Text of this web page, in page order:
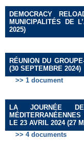
DEMOCRACY
MUNICIPALITÉS DE
2025)
RÉUNION DU
(30 SEPTEMBRE 2024)
>> 1 document
LA JOURNÉE
LE 23 AVRIL 2024 (27
>> 4 documents